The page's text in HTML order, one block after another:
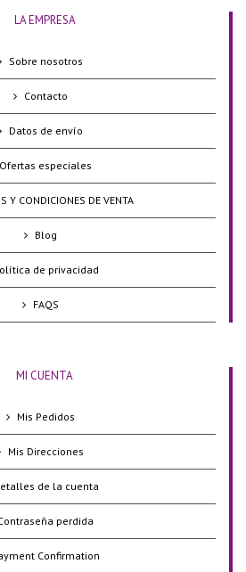
LA EMPRESA
Sobre nosotros
Contacto
Datos de envío
Ofertas especiales
Y CONDICIONES DE VENTA
Blog
de privacidad
FAQS
MI CUENTA
Mis Pedidos
Mis Direcciones
de la cuenta
perdida
Confirmation